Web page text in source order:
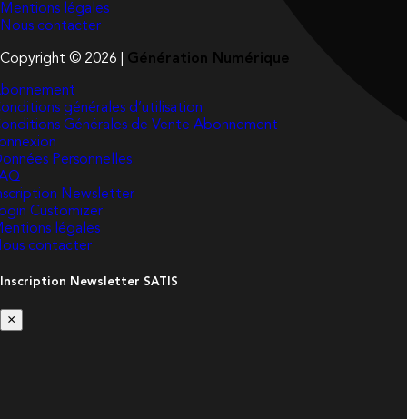
Mentions légales
Nous contacter
Copyright © 2026 | Génération Numérique
générales d’utilisation
Générales de Vente Abonnement
Personnelles
Newsletter
Customizer
légales
contacter
Inscription Newsletter SATIS
×